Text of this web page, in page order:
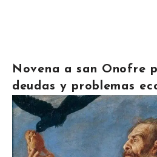
Novena a san Onofre
deudas y problemas